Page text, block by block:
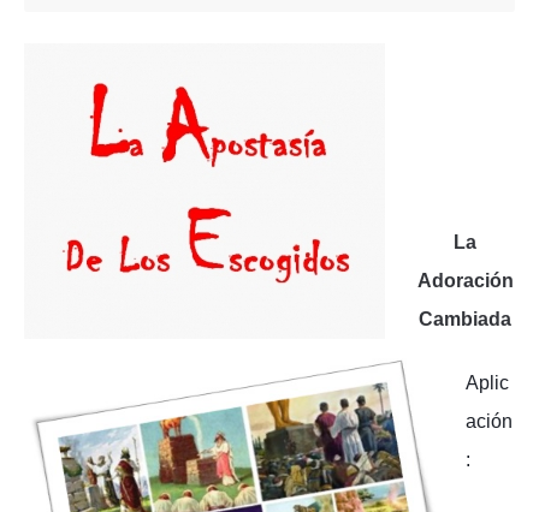
La
Adoración
Cambiada
Aplic
ación
: